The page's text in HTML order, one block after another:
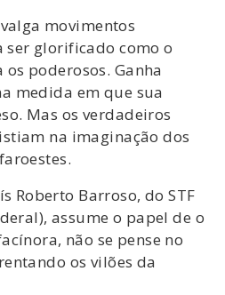
movimentos
glorificado como o
poderosos. Ganha
medida em que sua
Mas os verdadeiros
na imaginação dos
Roberto Barroso, do STF
assume o papel de o
não se pense no
os vilões da